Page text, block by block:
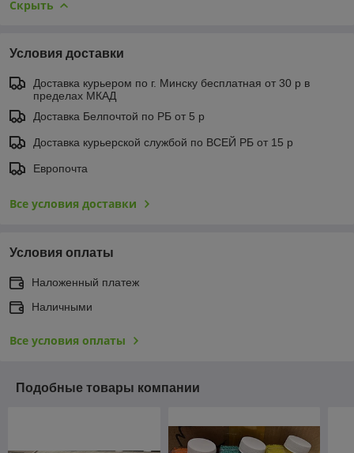
Скрыть
Условия доставки
Доставка курьером по г. Минску бесплатная от 30 р в
пределах МКАД
Доставка Белпочтой по РБ от 5 р
Доставка курьерской службой по ВСЕЙ РБ от 15 р
Европочта
Все условия доставки
Условия оплаты
Наложенный платеж
Наличными
Все условия оплаты
Подобные товары компании